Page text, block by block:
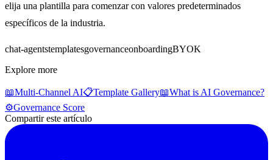
elija una plantilla para comenzar con valores predeterminados
específicos de la industria.
chat-agentstemplatesgovernanceonboardingBYOK
Explore more
📖Multi-Channel AI📋Template Gallery📖What is AI Governance?
⚙️Governance Score
Compartir este artículo